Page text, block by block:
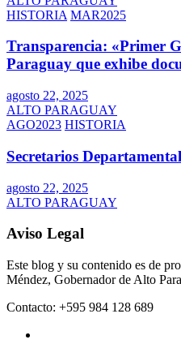
HISTORIA MAR2025
Transparencia: «Primer
Paraguay que exhibe
agosto 22, 2025
ALTO PARAGUAY
AGO2023 HISTORIA
Secretarios
agosto 22, 2025
ALTO PARAGUAY
Aviso Legal
Este blog y su contenido es de
Méndez, Gobernador de Alto
Contacto: +595 984 128 689